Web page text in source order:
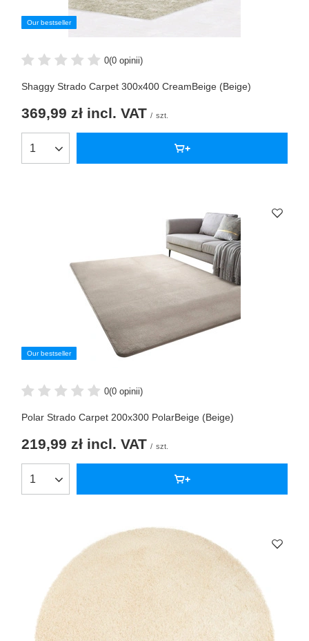
Our bestseller
0(0 opinii)
Shaggy Strado Carpet 300x400 CreamBeige (Beige)
369,99 zł incl. VAT / szt.
Our bestseller
0(0 opinii)
Polar Strado Carpet 200x300 PolarBeige (Beige)
219,99 zł incl. VAT / szt.